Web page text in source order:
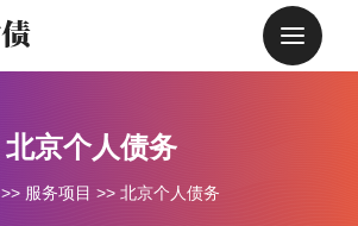
北京个人债务
>> 服务项目 >> 北京个人债务